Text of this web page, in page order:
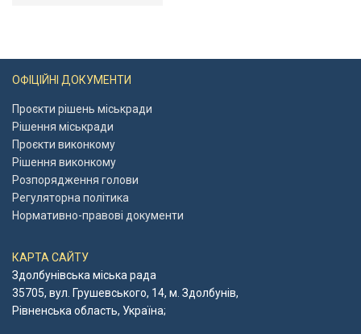
ОФІЦІЙНІ ДОКУМЕНТИ
Проєкти рішень міськради
Рішення міськради
Проєкти виконкому
Рішення виконкому
Розпорядження голови
Регуляторна політика
Нормативно-правові документи
КАРТА САЙТУ
Здолбунівська міська рада
35705, вул. Грушевського, 14, м. Здолбунів,
Рівненська область, Україна;